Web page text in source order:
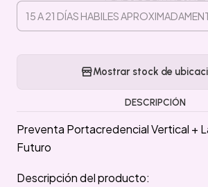
Mostrar stock de
DESCRIPCIÓN
Preventa Portacredencial Vertical +
Futuro
Descripción del producto: